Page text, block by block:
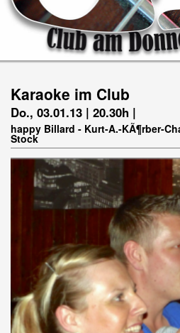
Karaoke im Club
Do., 03.01.13 | 20.30h |
happy Billard - Kurt-A.-KÃ¶rber-
Stock